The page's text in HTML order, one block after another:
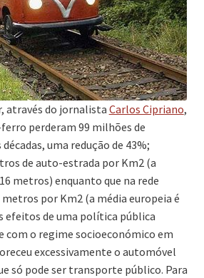
através do jornalista Carlos Cipriano,
perderam 99 milhões de
uma redução de 43%;
de auto-estrada por Km2 (a
metros) enquanto que na rede
por Km2 (a média europeia é
efeitos de uma política pública
com o regime socioeconómico em
excessivamente o automóvel
só pode ser transporte público. Para